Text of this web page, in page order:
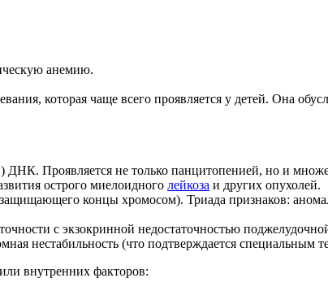
анемию.
которая чаще всего проявляется у детей. Она
Проявляется не только панцитопенией, но и
острого миелоидного лейкоза и других опухолей.
концы хромосом). Триада признаков:
с экзокринной недостаточностью
нестабильность (что подтверждается специальным
внутренних факторов: